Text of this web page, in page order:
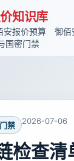
知识库
安报价预算 御佰
国密门禁
禁 2026-07-06
检查清